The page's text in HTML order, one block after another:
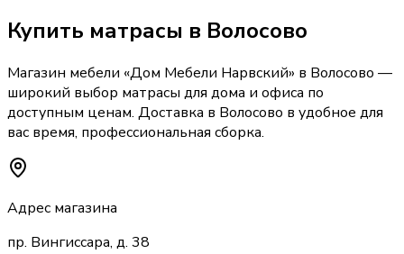
Купить матрасы в Волосово
Магазин мебели «Дом Мебели Нарвский» в Волосово —
широкий выбор матрасы для дома и офиса по
доступным ценам. Доставка в Волосово в удобное для
вас время, профессиональная сборка.
Адрес магазина
пр. Вингиссара, д. 38